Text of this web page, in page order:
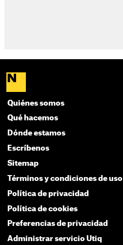
Quiénes somos
Qué hacemos
Dónde estamos
Escríbenos
Sitemap
Términos y condiciones de uso
Política de privacidad
Política de cookies
Preferencias de privacidad
Administrar servicio Utiq